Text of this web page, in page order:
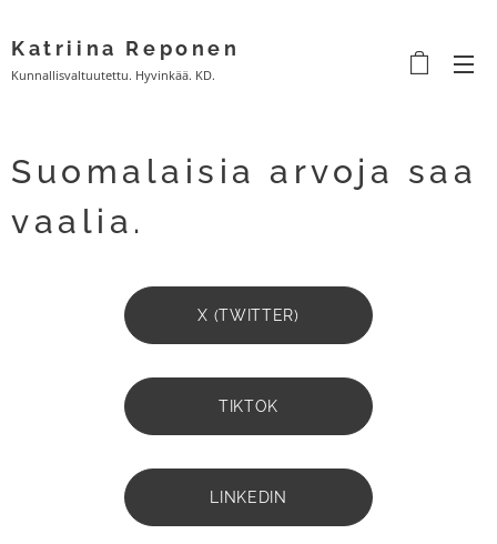
Katriina Reponen
Kunnallisvaltuutettu. Hyvinkää. KD.
Suomalaisia arvoja saa
vaalia.
X (TWITTER)
TIKTOK
LINKEDIN